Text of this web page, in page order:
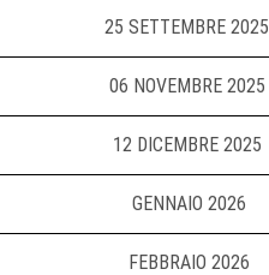
25 SETTEMBRE 2025
06 NOVEMBRE 2025
12 DICEMBRE 2025
GENNAIO 2026
FEBBRAIO 2026